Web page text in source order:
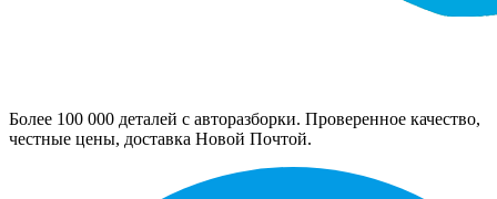
Более 100 000 деталей с авторазборки. Проверенное качество,
честные цены, доставка Новой Почтой.